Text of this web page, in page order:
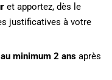
et apportez, dès le
justificatives à votre
minimum 2 ans après